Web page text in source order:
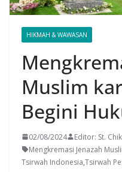
HIKMAH & WAWASAN
Muslim
Begini
02/08/2024 Editor: St.
Mengkremasi Jenazah
Tsirwah Indonesia,Tsirwah